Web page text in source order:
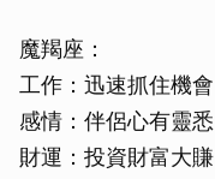
魔羯座：
工作：迅速抓住機會
感情：伴侶心有靈悉
財運：投資財富大賺